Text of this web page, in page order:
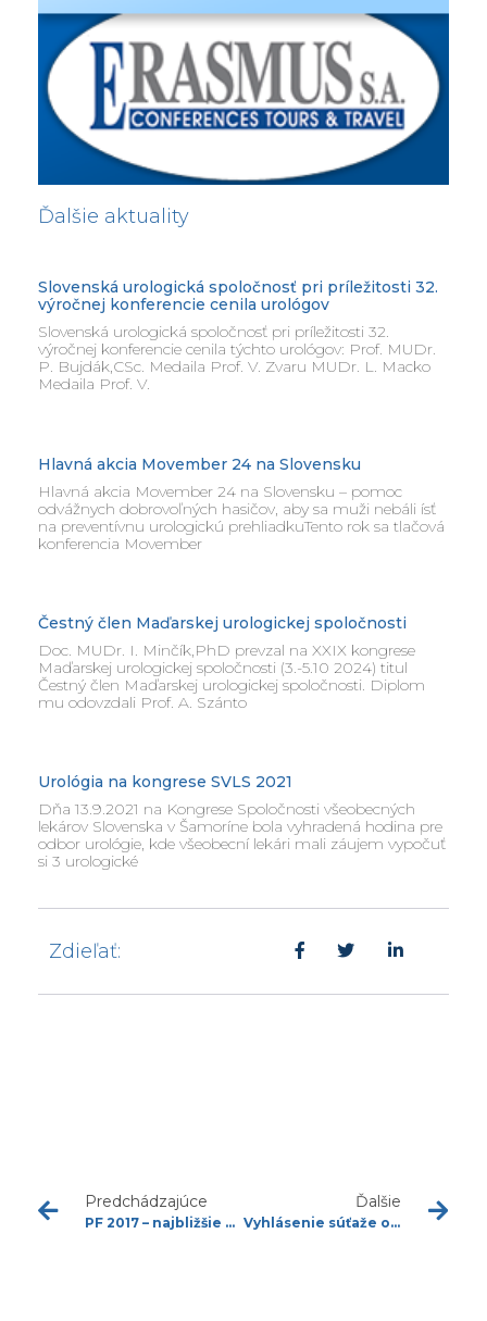
Ďalšie aktuality
Slovenská urologická spoločnosť pri príležitosti 32.
výročnej konferencie cenila urológov
Slovenská urologická spoločnosť pri príležitosti 32.
výročnej konferencie cenila týchto urológov: Prof. MUDr.
P. Bujdák,CSc. Medaila Prof. V. Zvaru MUDr. L. Macko
Medaila Prof. V.
Hlavná akcia Movember 24 na Slovensku
Hlavná akcia Movember 24 na Slovensku – pomoc
odvážnych dobrovoľných hasičov, aby sa muži nebáli ísť
na preventívnu urologickú prehliadkuTento rok sa tlačová
konferencia Movember
Čestný člen Maďarskej urologickej spoločnosti
Doc. MUDr. I. Minčík,PhD prevzal na XXIX kongrese
Maďarskej urologickej spoločnosti (3.-5.10 2024) titul
Čestný člen Maďarskej urologickej spoločnosti. Diplom
mu odovzdali Prof. A. Szánto
Urológia na kongrese SVLS 2021
Dňa 13.9.2021 na Kongrese Spoločnosti všeobecných
lekárov Slovenska v Šamoríne bola vyhradená hodina pre
odbor urológie, kde všeobecní lekári mali záujem vypočuť
si 3 urologické
Zdieľať:
Predchádzajúce
PF 2017 – najbližšie podujatia v novom roku
Ďalšie
Vyhlásenie súťaže o najlepšiu odbornú publikáciu v odbore urológia za rok 2016